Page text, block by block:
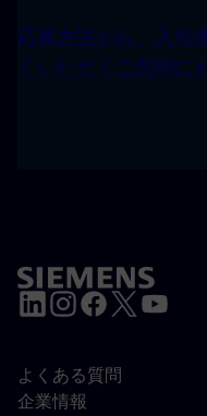
応募方法から、入社
くいただくご質問に
よくある質問
企業情報